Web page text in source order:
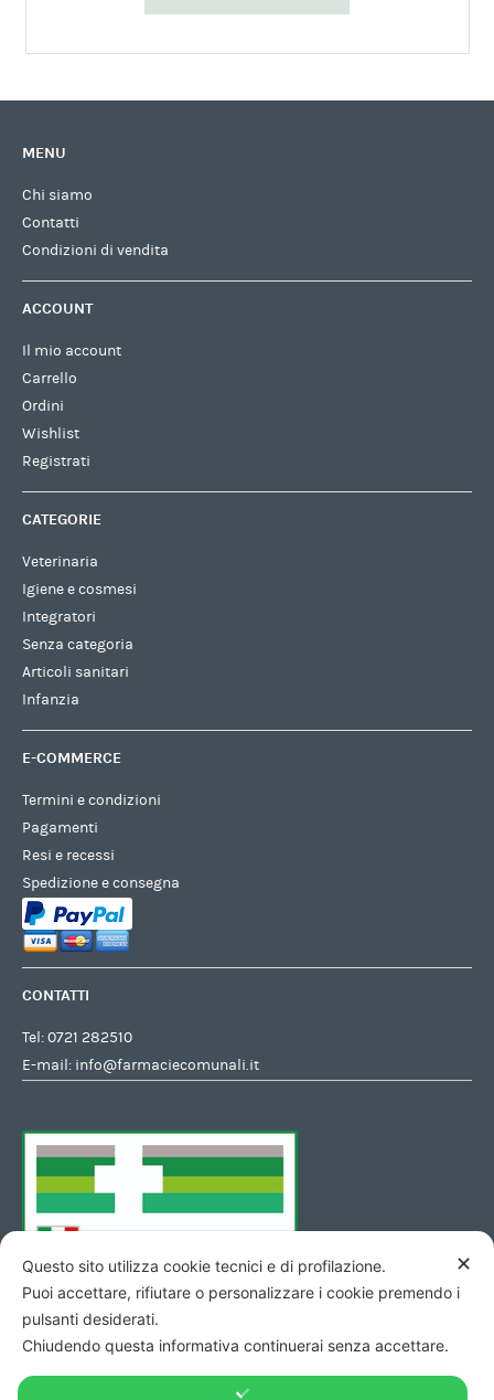
MENU
Chi siamo
Contatti
Condizioni di vendita
ACCOUNT
Il mio account
Carrello
Ordini
Wishlist
Registrati
CATEGORIE
Veterinaria
Igiene e cosmesi
Integratori
Senza categoria
Articoli sanitari
Infanzia
E-COMMERCE
Termini e condizioni
Pagamenti
Resi e recessi
Spedizione e consegna
CONTATTI
Tel:0721 282510
E-mail: info@farmaciecomunali.it
✕
Questo sito utilizza cookie tecnici e di profilazione.
Puoi accettare, rifiutare o personalizzare i cookie premendo i
pulsanti desiderati.
Chiudendo questa informativa continuerai senza accettare.